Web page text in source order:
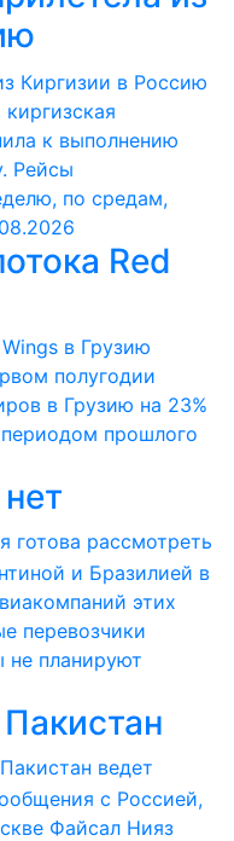
к выполнению
Рейсы
по средам,
Red
полугодии
в Грузию на 23%
прошлого
готова рассмотреть
и Бразилией в
этих
перевозчики
не планируют
Пакистан ведет
с Россией,
Файсал Нияз